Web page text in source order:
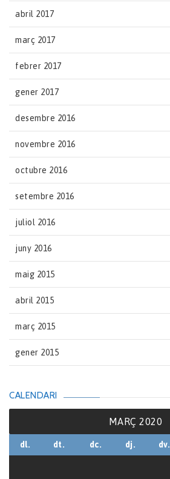
abril 2017
març 2017
febrer 2017
gener 2017
desembre 2016
novembre 2016
octubre 2016
setembre 2016
juliol 2016
juny 2016
maig 2015
abril 2015
març 2015
gener 2015
CALENDARI
MARÇ 2020
dl. dt. dc. dj. dv.